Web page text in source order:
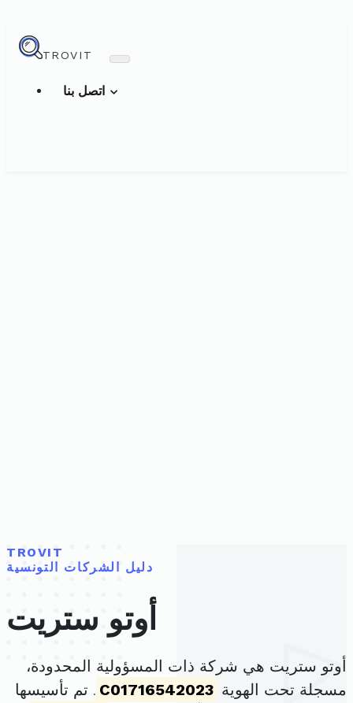
TROVIT
TROVIT
دليل الشركات التونسية
أوتو ستريت
أوتو ستريت هي شركة ذات المسؤولية المحدودة،
مسجلة تحت الهوية C01716542023 . تم تأسيسها